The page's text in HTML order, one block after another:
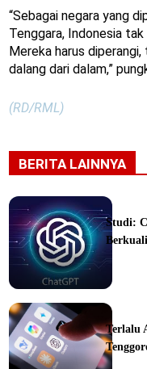
“Sebagai negara yang
Tenggara, Indonesia
Mereka harus
dalang dari dalam,”
(RD/RML)
BERITA LAINNYA
Studi:
Terlalu